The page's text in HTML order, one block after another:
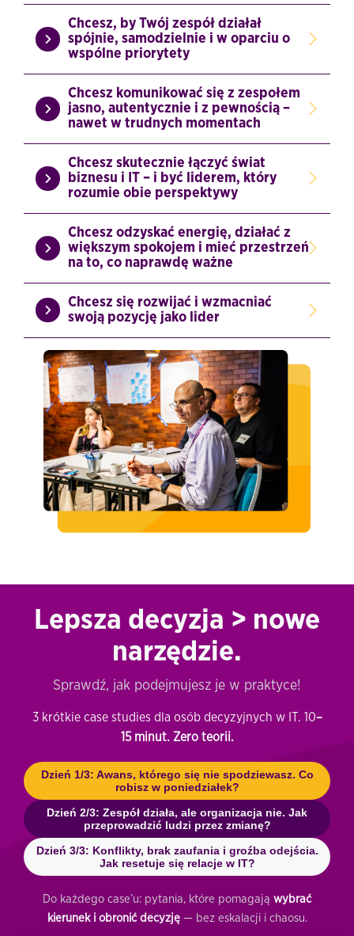
Chcesz, by Twój zespół działał
spójnie, samodzielnie i w oparciu o
wspólne priorytety
Chcesz komunikować się z zespołem
jasno, autentycznie i z pewnością –
nawet w trudnych momentach
Chcesz skutecznie łączyć świat
biznesu i IT – i być liderem, który
rozumie obie perspektywy
Chcesz odzyskać energię, działać z
większym spokojem i mieć przestrzeń
na to, co naprawdę ważne
Chcesz się rozwijać i wzmacniać
swoją pozycję jako lider
Lepsza decyzja > nowe
narzędzie.
Sprawdź, jak podejmujesz je w praktyce!
3 krótkie case studies dla osób decyzyjnych w IT. 10–
15 minut. Zero teorii.
Dzień 1/3: Awans, którego się nie spodziewasz. Co
robisz w poniedziałek?
Dzień 2/3: Zespół działa, ale organizacja nie. Jak
przeprowadzić ludzi przez zmianę?
Dzień 3/3: Konflikty, brak zaufania i groźba odejścia.
Jak resetuje się relacje w IT?
Do każdego case’u: pytania, które pomagają wybrać
kierunek i obronić decyzję— bez eskalacji i chaosu.